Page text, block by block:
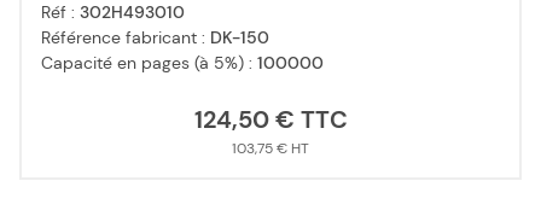
Réf : 302H493010
Référence fabricant : DK-150
Capacité en pages (à 5%) : 100000
124,50 €
103,75 €